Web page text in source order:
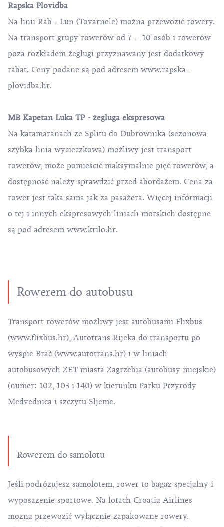
Rapska Plovidba
Na linii Rab - Lun (Tovarnele) można przewozić rowery.
Na transport grupy rowerów od 7 – 10 osób i rowerów
poza rozkładem żeglugi przyznawany jest dodatkowy
rabat. Ceny podane są pod adresem www.rapska-
plovidba.hr.
MB Kapetan Luka TP - żegluga ekspresowa
Na katamaranach ze Splitu do Dubrownika (sezonowa
szybka linia wycieczkowa) możliwy jest transport
rowerów, może pomieścić maksymalnie pięć rowerów, a
dostępność należy sprawdzić przed abordażem. Cena za
rower jest taka sama jak za pasażera. Więcej informacji
o tej i innych ekspresowych liniach morskich dostępne
są pod adresem www.krilo.hr.
Rowerem do autobusu
Transport rowerów możliwy jest autobusami Flixbus
(www.flixbus.hr), Autotrans Rijeka do transportu po
wyspie Brač (www.autotrans.hr) i w liniach
autobusowych ZET miasta Zagrzebia (autobusy miejskie)
(numer: 102, 103 i 140) w kierunku Parku Przyrody
Medvednica i szczytu Sljeme.
Rowerem do samolotu
Jeśli podróżujesz samolotem, rower to bagaż specjalny i
wyposażenie sportowe. Na lotach Croatia Airlines
można przewozić wyłącznie zapakowane rowery.